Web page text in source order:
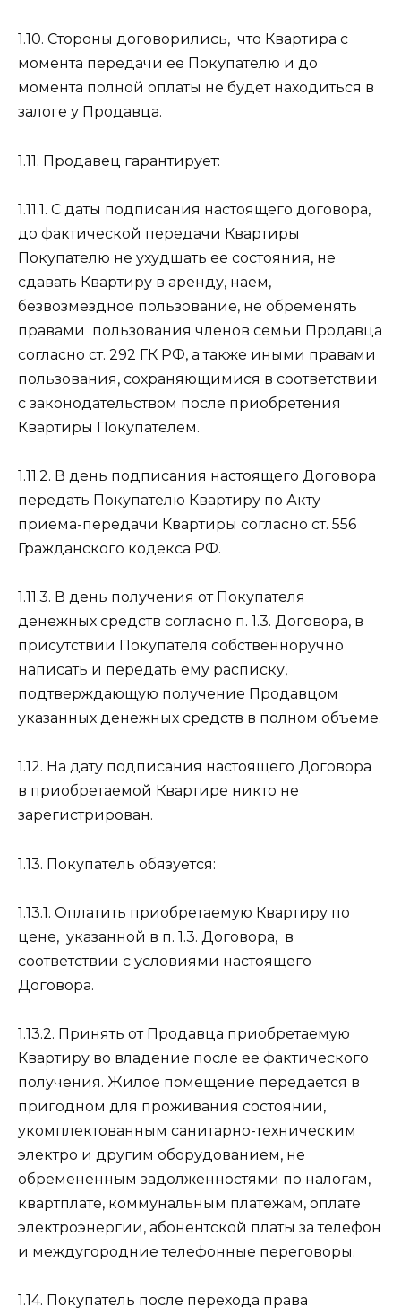
1.10. Стороны договорились, что Квартира с
момента передачи ее Покупателю и до
момента полной оплаты не будет находиться в
залоге у Продавца.
1.11. Продавец гарантирует:
1.11.1. С даты подписания настоящего договора,
до фактической передачи Квартиры
Покупателю не ухудшать ее состояния, не
сдавать Квартиру в аренду, наем,
безвозмездное пользование, не обременять
правами пользования членов семьи Продавца
согласно ст. 292 ГК РФ, а также иными правами
пользования, сохраняющимися в соответствии
с законодательством после приобретения
Квартиры Покупателем.
1.11.2. В день подписания настоящего Договора
передать Покупателю Квартиру по Акту
приема-передачи Квартиры согласно ст. 556
Гражданского кодекса РФ.
1.11.3. В день получения от Покупателя
денежных средств согласно п. 1.3. Договора, в
присутствии Покупателя собственноручно
написать и передать ему расписку,
подтверждающую получение Продавцом
указанных денежных средств в полном объеме.
1.12. На дату подписания настоящего Договора
в приобретаемой Квартире никто не
зарегистрирован.
1.13. Покупатель обязуется:
1.13.1. Оплатить приобретаемую Квартиру по
цене, указанной в п. 1.3. Договора, в
соответствии с условиями настоящего
Договора.
1.13.2. Принять от Продавца приобретаемую
Квартиру во владение после ее фактического
получения. Жилое помещение передается в
пригодном для проживания состоянии,
укомплектованным санитарно-техническим
электро и другим оборудованием, не
обремененным задолженностями по налогам,
квартплате, коммунальным платежам, оплате
электроэнергии, абонентской платы за телефон
и междугородние телефонные переговоры.
1.14. Покупатель после перехода права